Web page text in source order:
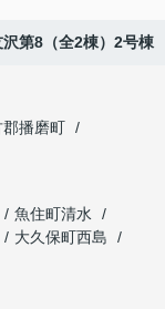
第8（全2棟）2号棟
郡播磨町
魚住町清水
大久保町西島